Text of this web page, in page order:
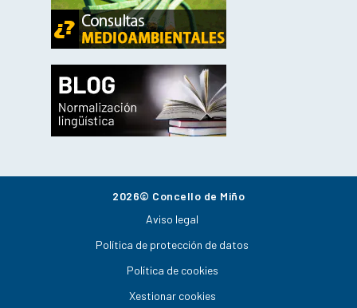
2026© Concello de Miño
Aviso legal
Política de protección de datos
Política de cookies
Xestionar cookies